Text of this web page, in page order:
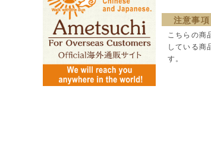
注意事項
こちらの
している商
す。